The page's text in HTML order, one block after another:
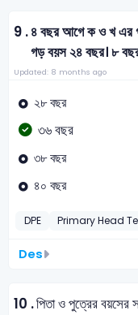
9 .৪ বছর আগে ক ও খ এর
গড় বয়স ২৪ বছর। ৮
Updated: 8 months ago
২৮ বছর
৩৬ বছর
৩৮ বছর
৪০ বছর
DPE Primary Head
Des
10 .পিতা ও পুত্রের বয়সের